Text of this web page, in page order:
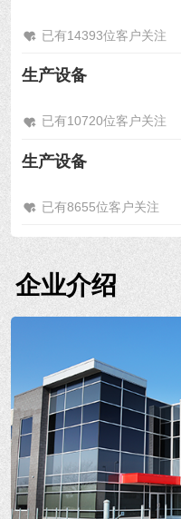
已有14393位客户关注
生产设备
已有10720位客户关注
生产设备
已有8655位客户关注
企业介绍